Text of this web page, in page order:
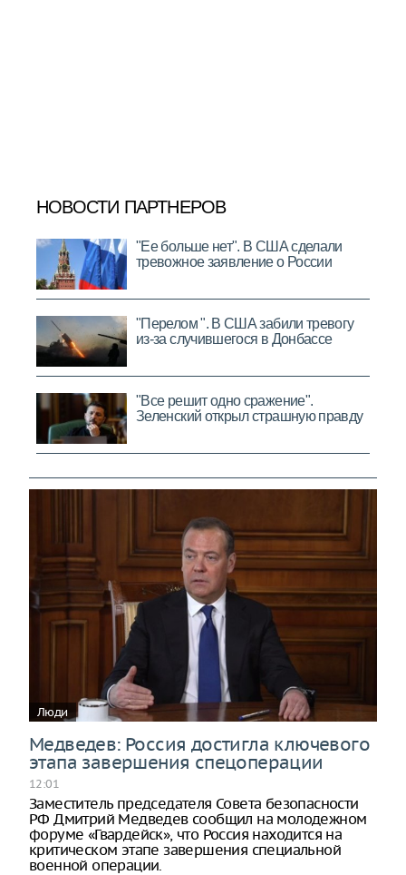
Люди
Медведев: Россия достигла ключевого
этапа завершения спецоперации
12:01
Заместитель председателя Совета безопасности
РФ Дмитрий Медведев сообщил на молодежном
форуме «Гвардейск», что Россия находится на
критическом этапе завершения специальной
военной операции.